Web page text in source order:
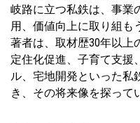
岐路に立つ私鉄は、事業
用、価値向上に取り組も
著者は、取材歴30年以上
定住化促進、子育て支援
ル、宅地開発といった私
き、その将来像を探って